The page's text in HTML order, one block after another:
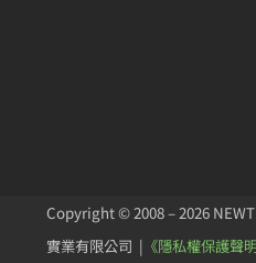
Copyright © 2008 – 2026
實業有限公司 | 《隱私權保護聲明